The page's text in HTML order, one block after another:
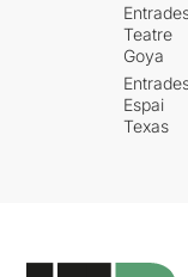
Teatre
Goya
Espai
Texas